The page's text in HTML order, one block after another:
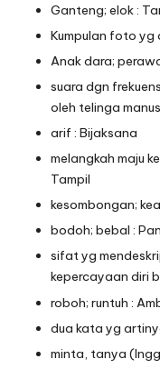
Ganteng; elok :
Kumpulan foto yg
Anak dara;
suara dgn
oleh telinga
arif : Bijaksana
melangkah maju
Tampil
kesombongan;
bodoh; bebal :
sifat yg
kepercayaan diri
roboh; runtuh :
dua kata yg
minta, tanya